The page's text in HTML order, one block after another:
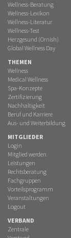
Wellness-Beratung
Wellness-Lexikon
Wellness-Literatur
Wellness-Test
Herzgesund (Ornish)
Global Wellness Day
THEMEN
Wellness
Medical Wellness
Spa-Konzepte
Zertifizierung
Nachhaltigkeit
Beruf und Karriere
Aus- und Weiterbildung
MITGLIEDER
Login
Mitglied werden
Leistungen
Rechtsberatung
Fachgruppen
Vorteilsprogramm
Veranstaltungen
Logout
VERBAND
Zentrale